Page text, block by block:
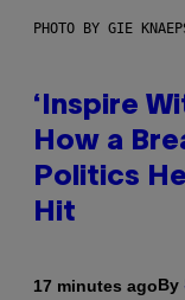
PHOTO BY GIE
‘Inspire
How a
Politics
Hit
17 minutes agoBy